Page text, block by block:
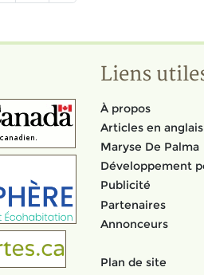
Liens
À propos
Articles en anglais
Maryse De Palma
Développement
Publicité
Partenaires
Annonceurs
Plan de site